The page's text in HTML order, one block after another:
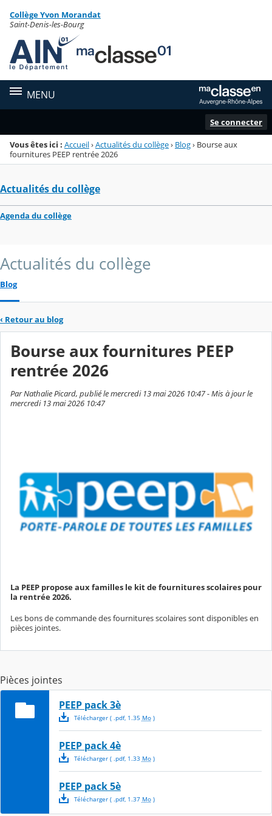
Menu de la rubrique
Contenu
Collège Yvon Morandat
Saint-Denis-les-Bourg
MENU
Se connecter
Vous êtes ici : Accueil›Actualités du collège› Blog› Bourse aux
fournitures PEEP rentrée 2026
Actualités du collège
Agenda du collège
Actualités du collège
Blog
‹ Retour au blog
Bourse aux fournitures PEEP
rentrée 2026
Par Nathalie Picard, publié le mercredi 13 mai 2026 10:47 - Mis à jour le
mercredi 13 mai 2026 10:47
La PEEP propose aux familles le kit de fournitures scolaires pour
la rentrée 2026.
Les bons de commande des fournitures scolaires sont disponibles en
pièces jointes.
Pièces jointes
PEEP pack 3è
Télécharger( .pdf, 1.35 Mo)
PEEP pack 4è
Télécharger( .pdf, 1.33 Mo)
PEEP pack 5è
Télécharger( .pdf, 1.37 Mo)